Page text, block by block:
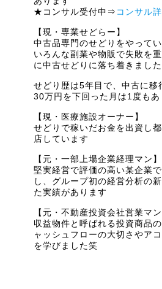
★コンサル受付中⇒ コンサル
【現・専業せどらー】
中古品専門のせどりをやって
いろんな副業や物販で失敗を
に中古せどりに落ち着きました
せどり歴は5年目で、中古に移
30万円を下回った月は1度もあ
【現・医療施設オーナー】
せどりで稼いだお金を出資し
店しています
【元・一部上場企業経理マン】
堅実経営で評価の高い某企業
し、グループ初の経営分析の
た実績があります
【元・不動産投資会社営業マン
収益物件と呼ばれる投資商品
ャッシュフローの大切さやア
を学びました笑